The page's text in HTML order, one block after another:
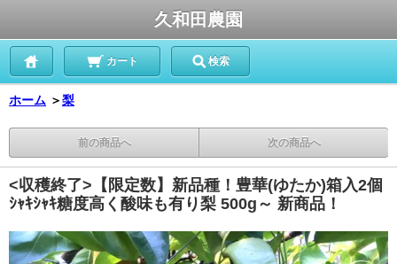
久和田農園
カート 検索
ホーム ＞梨
前の商品へ 次の商品へ
<収穫終了>【限定数】新品種！豊華(ゆたか)箱入2個
ｼｬｷｼｬｷ糖度高く酸味も有り梨 500g～ 新商品！